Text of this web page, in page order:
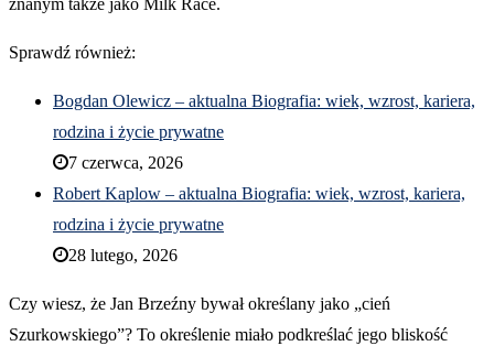
Sprawdź również:
Bogdan Olewicz – aktualna Biografia: wiek, wzrost, kariera,
rodzina i życie prywatne
7 czerwca, 2026
Robert Kaplow – aktualna Biografia: wiek, wzrost, kariera,
rodzina i życie prywatne
28 lutego, 2026
Czy wiesz, że Jan Brzeźny bywał określany jako „cień
Szurkowskiego”? To określenie miało podkreślać jego bliskość